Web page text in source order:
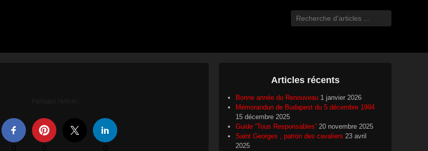
Recherche
Articles récents
Bonne année du Renouveau 1 janvier 2026
Mémorandun de Budapest du 5 décembre 1994
15 décembre 2025
Guide “Tous Responsables” 20 novembre 2025
Saint Georges , patron des cavaliers 23 avril
2025